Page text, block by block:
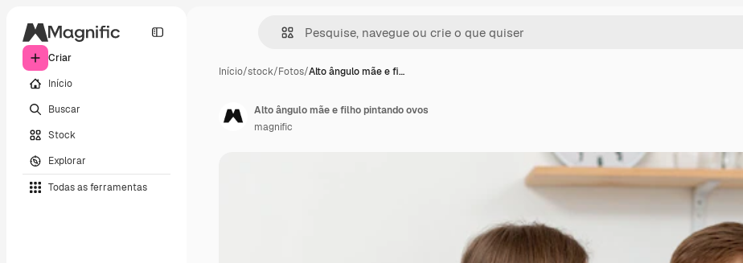
Criar
Início
Buscar
Stock
Explorar
Todas as ferramentas
Início/stock/Fotos/Alto ângulo mãe e fi…
Alto ângulo mãe e filho pintando ovos
magnific